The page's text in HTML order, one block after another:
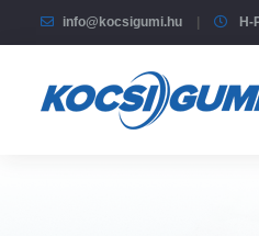
info@kocsigumi.hu H-